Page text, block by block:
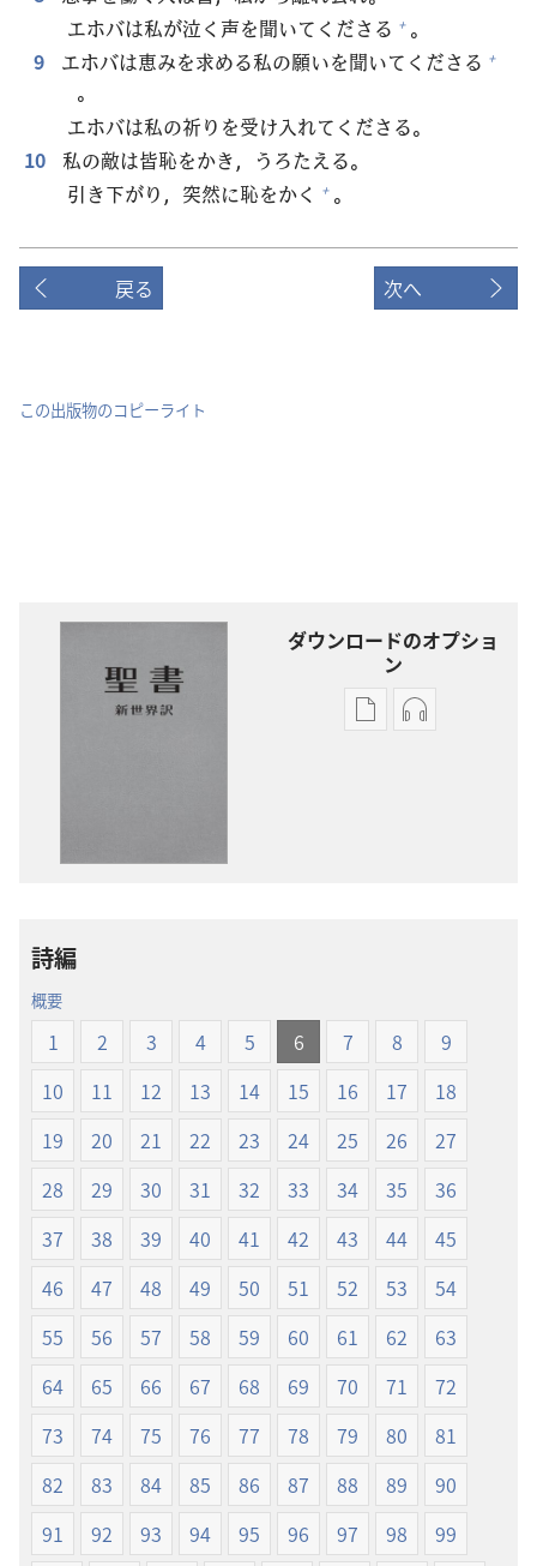
エホバは私が泣く 声を聞いてくださる + 。
9
エホバは恵みを求める私の願いを聞いてくださる +
。
エホバは私の祈りを受け入れてくださる。
10
私の敵は皆恥をかき，うろたえる。
引き下がり， 突然に恥をかく + 。
戻る 次へ
この出版物のコピーライト
ダウンロードのオプショ
ン
出
プ
ショ
新
界
訳
書
（2019
年
改
版）
オー
プ
ショ
新
界
訳
書
（2019
年
改
版）
詩編
概要
1 2 3 4 5 6 7 8
9
10
11 12 13 14 15 16 17
18
19
20 21 22 23 24 25 26
27
28
29 30 31 32 33 34 35
36
37
38 39 40 41 42 43 44
45
46
47 48 49 50 51 52 53
54
55
56 57 58 59 60 61 62
63
64
65 66 67 68 69 70 71
72
73
74 75 76 77 78 79 80
81
82
83 84 85 86 87 88 89
90
91
92 93 94 95 96 97 98
99